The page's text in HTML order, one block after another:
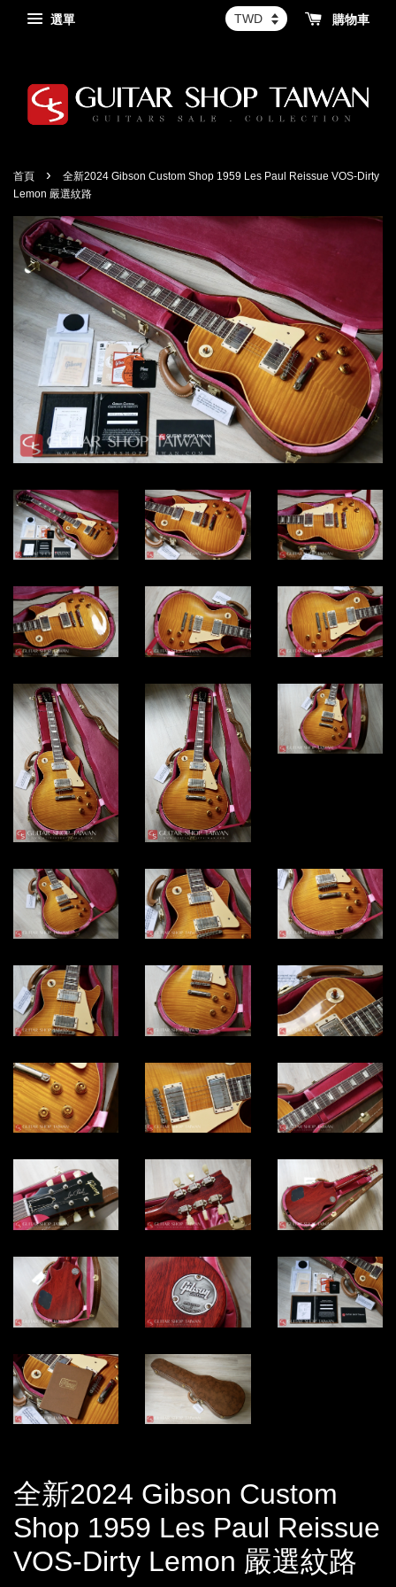
選單 購物車
首頁 ›
全新2024 Gibson Custom Shop 1959 Les Paul Reissue VOS-Dirty
Lemon 嚴選紋路
全新2024 Gibson Custom
Shop 1959 Les Paul Reissue
VOS-Dirty Lemon 嚴選紋路